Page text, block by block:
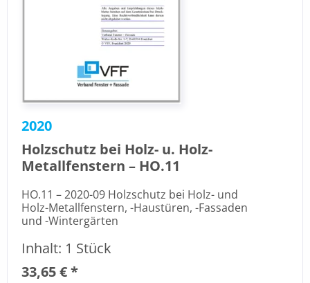
2020
Holzschutz bei Holz- u. Holz-
Metallfenstern – HO.11
HO.11 – 2020-09 Holzschutz bei Holz- und
Holz-Metallfenstern, -Haustüren, -Fassaden
und -Wintergärten
Inhalt: 1 Stück
33,65 € *